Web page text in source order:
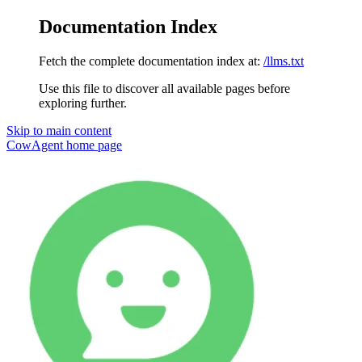
Documentation Index
Fetch the complete documentation index at: /llms.txt
Use this file to discover all available pages before
exploring further.
Skip to main content
CowAgent home page